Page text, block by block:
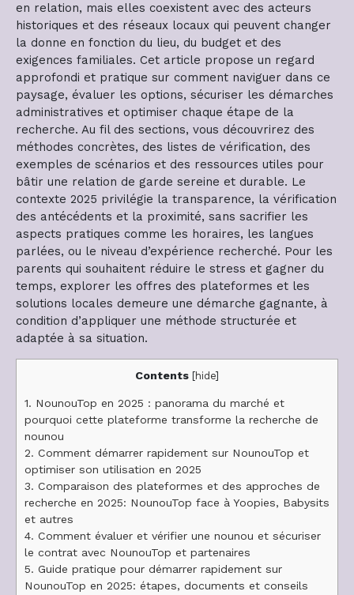
en relation, mais elles coexistent avec des acteurs
historiques et des réseaux locaux qui peuvent changer
la donne en fonction du lieu, du budget et des
exigences familiales. Cet article propose un regard
approfondi et pratique sur comment naviguer dans ce
paysage, évaluer les options, sécuriser les démarches
administratives et optimiser chaque étape de la
recherche. Au fil des sections, vous découvrirez des
méthodes concrètes, des listes de vérification, des
exemples de scénarios et des ressources utiles pour
bâtir une relation de garde sereine et durable. Le
contexte 2025 privilégie la transparence, la vérification
des antécédents et la proximité, sans sacrifier les
aspects pratiques comme les horaires, les langues
parlées, ou le niveau d’expérience recherché. Pour les
parents qui souhaitent réduire le stress et gagner du
temps, explorer les offres des plateformes et les
solutions locales demeure une démarche gagnante, à
condition d’appliquer une méthode structurée et
adaptée à sa situation.
Contents [hide]
1. NounouTop en 2025 : panorama du marché et
pourquoi cette plateforme transforme la recherche de
nounou
2. Comment démarrer rapidement sur NounouTop et
optimiser son utilisation en 2025
3. Comparaison des plateformes et des approches de
recherche en 2025: NounouTop face à Yoopies, Babysits
et autres
4. Comment évaluer et vérifier une nounou et sécuriser
le contrat avec NounouTop et partenaires
5. Guide pratique pour démarrer rapidement sur
NounouTop en 2025: étapes, documents et conseils